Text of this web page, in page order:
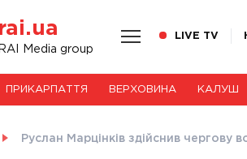
rai.ua
RAI Media group
LIVE TV
ПРИКАРПАТТЯ ВЕРХОВИНА КАЛУШ
Руслан Марцінків здійснив чергову